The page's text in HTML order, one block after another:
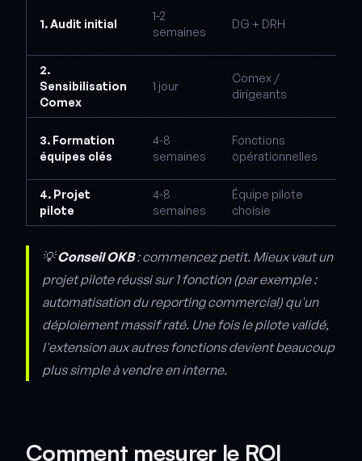
1. Audit initial
1-2
semaines
DG + DRH
2.
Sensibilisation
Comex
1 jour
Comex /
dirigeants
3. Formation
équipes clés
4-8
semaines
Fonctions
opérationnelles
4. Projet
pilote
4-8
semaines
Équipe pilote
choisie
💡Conseil OKB: commencez petit. Mieux vaut un
projet pilote réussi sur 1 fonction (par exemple :
automatisation du reporting commercial) qu'un
déploiement massif raté. Une fois le pilote validé,
l'extension aux autres fonctions devient beaucoup
plus simple à vendre en interne.
Comment mesurer le ROI